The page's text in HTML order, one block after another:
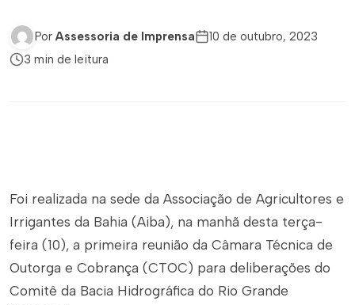
Por Assessoria de Imprensa
10 de outubro, 2023
3 min de leitura
Foi realizada na sede da Associação de Agricultores e
Irrigantes da Bahia (Aiba), na manhã desta terça-
feira (10), a primeira reunião da Câmara Técnica de
Outorga e Cobrança (CTOC) para deliberações do
Comitê da Bacia Hidrográfica do Rio Grande